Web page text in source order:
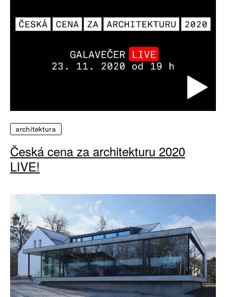
architektura
Česká cena za architekturu 2020
LIVE!